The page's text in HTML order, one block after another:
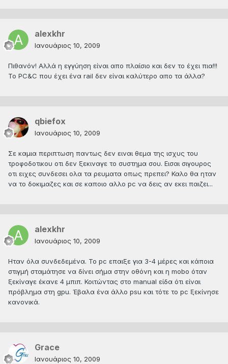
alexkhr
Ιανουάριος 10, 2009
Πιθανόν! Αλλά η εγγύηση είναι απο πλαίσιο και δεν το έχει πια!!!
Το PC&C που έχει ένα rail δεν είναι καλύτερο απο τα άλλα?
qbiefox
Ιανουάριος 10, 2009
Σε καμια περιπτωση παντως δεν ειναι θεμα της ισχυς του
τροφοδοτικου οτι δεν ξεκιναγε το συστημα σου. Εισαι σιγουρος
οτι ειχες συνδεσει ολα τα ρευματα οπως πρεπει? Καλο θα ηταν
να το δοκιμαζες και σε καποιο αλλο pc να δεις αν εκει παιζει...
alexkhr
Ιανουάριος 10, 2009
Ηταν όλα συνδεδεμένα. Το pc επαιξε για 3-4 μέρες και κάποια
στιγμή σταμάτησε να δίνει σήμα στην οθόνη και η mobo όταν
ξεκίναγε έκανε 4 μπιπ. Κοιτώντας στο manual είδα ότι είναι
πρόβλημα στη gpu. Έβαλα ένα άλλο psu και τότε το pc ξεκίνησε
κανονικά.
Grace
Ιανουάριος 10, 2009